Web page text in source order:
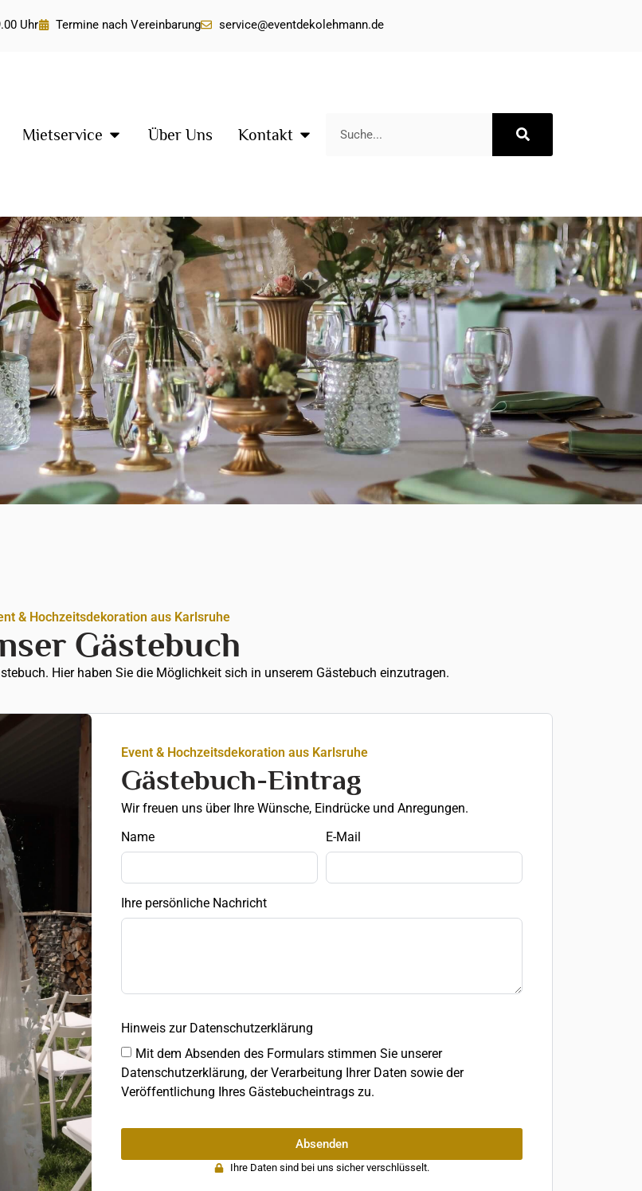
Uhr Termine nach Vereinbarung service@eventdekolehmann.de
Mietservice Über Uns Kontakt
& Hochzeitsdekoration aus Karlsruhe
Gästebuch
Hier haben Sie die Möglichkeit sich in unserem Gästebuch einzutragen.
Event & Hochzeitsdekoration aus Karlsruhe
Gästebuch-Eintrag
Wir freuen uns über Ihre Wünsche, Eindrücke und Anregungen.
Name
E-Mail
Ihre persönliche Nachricht
Hinweis zur Datenschutzerklärung
Mit dem Absenden des Formulars stimmen Sie unserer
Datenschutzerklärung, der Verarbeitung Ihrer Daten sowie der
Veröffentlichung Ihres Gästebucheintrags zu.
Absenden
Ihre Daten sind bei uns sicher verschlüsselt.